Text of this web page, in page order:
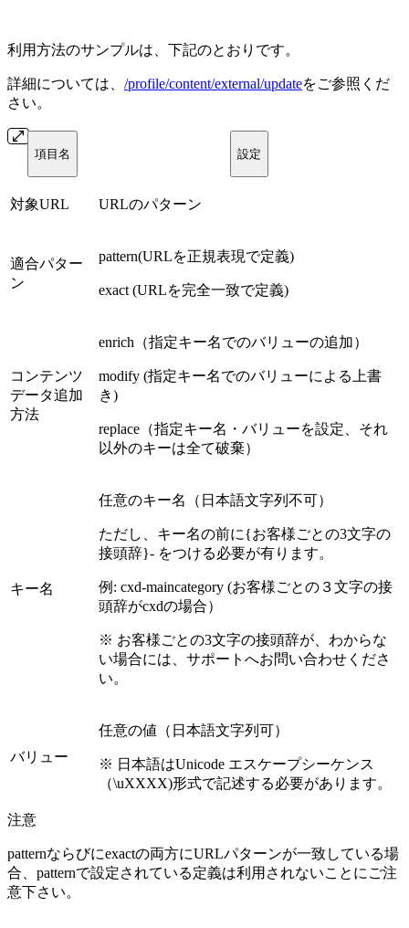
利用方法のサンプルは、下記のとおりです。
詳細については、 /profile/content/external/updateをご参照くだ
さい。
項目名 設定
対象URL URLのパターン
適合パター
ン
pattern(URLを正規表現で定義)
exact (URLを完全一致で定義)
コンテンツ
データ追加
方法
enrich（指定キー名でのバリューの追加）
modify (指定キー名でのバリューによる上書
き)
replace（指定キー名・バリューを設定、それ
以外のキーは全て破棄）
キー名
任意のキー名（日本語文字列不可）
ただし、キー名の前に{お客様ごとの3文字の
接頭辞}- をつける必要が有ります。
例: cxd-maincategory (お客様ごとの３文字の接
頭辞がcxdの場合）
※ お客様ごとの3文字の接頭辞が、わからな
い場合には、サポートへお問い合わせくださ
い。
バリュー
任意の値（日本語文字列可）
※ 日本語はUnicode エスケープシーケンス
（\uXXXX)形式で記述する必要があります。
注意
patternならびにexactの両方にURLパターンが一致している場
合、patternで設定されている定義は利用されないことにご注
意下さい。